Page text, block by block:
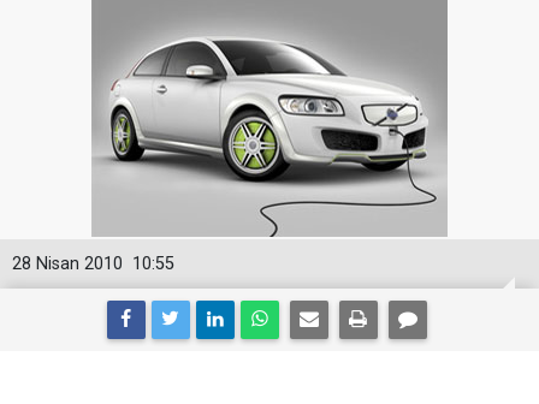
10:55
28 Nisan 2010